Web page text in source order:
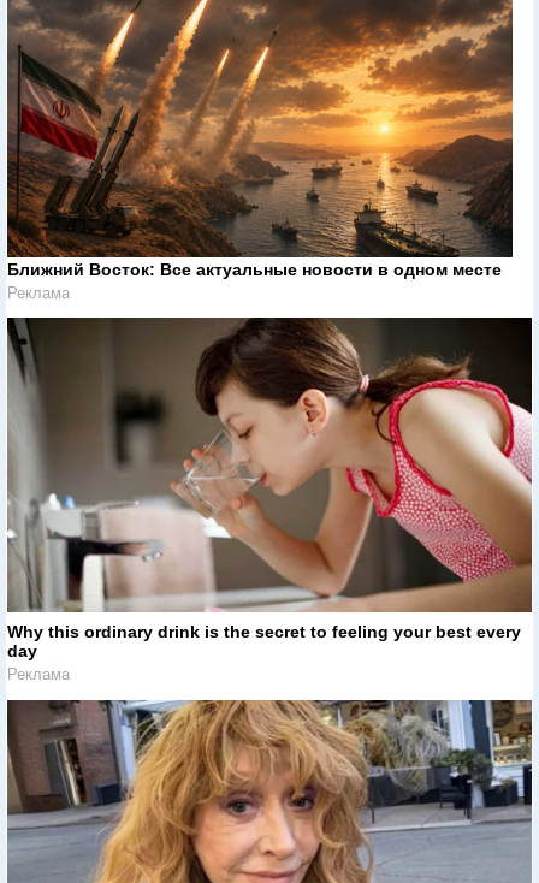
Ближний Восток: Все актуальные новости в одном месте
Реклама
Why this ordinary drink is the secret to feeling your best every
day
Реклама